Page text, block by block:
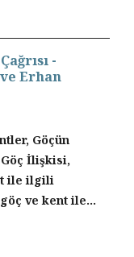
-
Erhan
Göçün
İlişkisi,
ile ilgili
ve kent ile...